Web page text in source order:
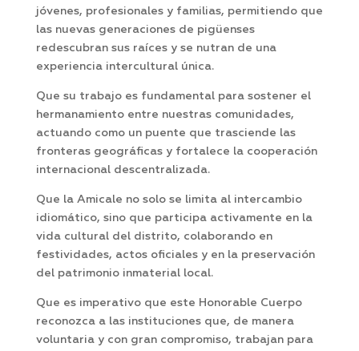
jóvenes, profesionales y familias, permitiendo que
las nuevas generaciones de pigüenses
redescubran sus raíces y se nutran de una
experiencia intercultural única.
Que su trabajo es fundamental para sostener el
hermanamiento entre nuestras comunidades,
actuando como un puente que trasciende las
fronteras geográficas y fortalece la cooperación
internacional descentralizada.
Que la Amicale no solo se limita al intercambio
idiomático, sino que participa activamente en la
vida cultural del distrito, colaborando en
festividades, actos oficiales y en la preservación
del patrimonio inmaterial local.
Que es imperativo que este Honorable Cuerpo
reconozca a las instituciones que, de manera
voluntaria y con gran compromiso, trabajan para